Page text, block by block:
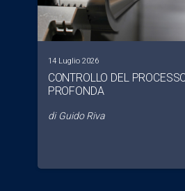
14 Luglio 2026
CONTROLLO DEL
PROFONDA
di Guido Riva